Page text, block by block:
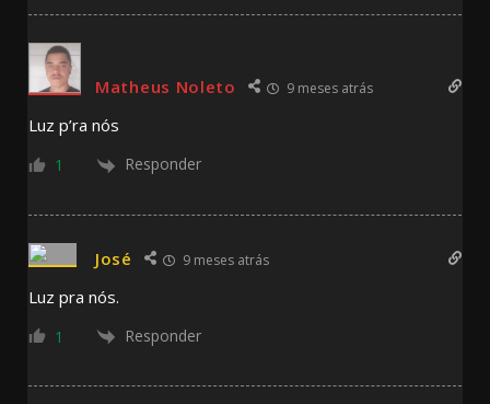
Matheus Noleto 9 meses atrás
Luz p’ra nós
1 Responder
José 9 meses atrás
Luz pra nós.
1 Responder